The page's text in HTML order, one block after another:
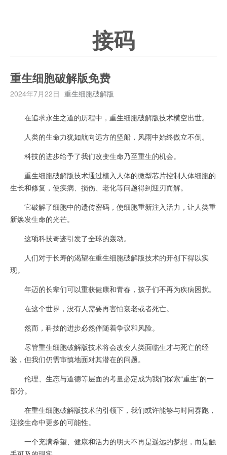
接码
重生细胞破解版免费
2024年7月22日 重生细胞破解版
在追求永生之道的历程中，重生细胞破解版技术横空出世。
人类的生命力犹如航向远方的坚船，风雨中始终傲立不倒。
科技的进步给予了我们改变生命乃至重生的机会。
重生细胞破解版技术通过植入人体的微型芯片控制人体细胞的
生长和修复，使疾病、损伤、老化等问题得到迎刃而解。
它破解了细胞中的遗传密码，使细胞重新注入活力，让人类重
新焕发生命的光芒。
这项科技奇迹引发了全球的轰动。
人们对于长寿的渴望在重生细胞破解版技术的开创下得以实
现。
年迈的长辈们可以重获健康和青春，孩子们不再为疾病困扰。
在这个世界，没有人需要再害怕衰老或者死亡。
然而，科技的进步必然伴随着争议和风险。
尽管重生细胞破解版技术将会改变人类面临生才与死亡的经
验，但我们仍需审慎地面对其潜在的问题。
伦理、生态与道德等层面的考量必定成为我们探索“重生”的一
部分。
在重生细胞破解版技术的引领下，我们或许能够与时间赛跑，
迎接生命中更多的可能性。
一个充满希望、健康和活力的明天不再是遥远的梦想，而是触